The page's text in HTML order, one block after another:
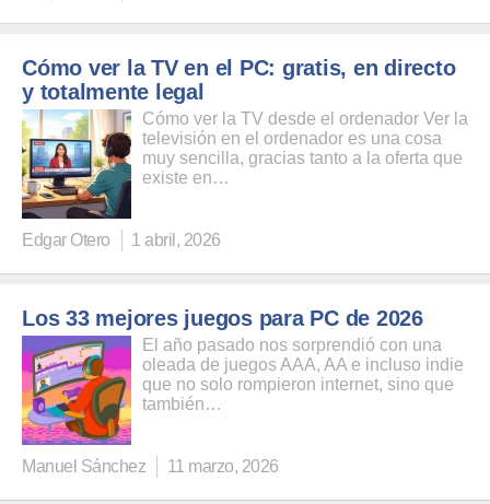
Cómo ver la TV en el PC: gratis, en directo
y totalmente legal
Cómo ver la TV desde el ordenador Ver la
televisión en el ordenador es una cosa
muy sencilla, gracias tanto a la oferta que
existe en…
Edgar Otero 1 abril, 2026
Los 33 mejores juegos para PC de 2026
El año pasado nos sorprendió con una
oleada de juegos AAA, AA e incluso indie
que no solo rompieron internet, sino que
también…
Manuel Sánchez 11 marzo, 2026